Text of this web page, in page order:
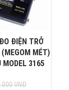
ĐIỆN TRỞ
MÉT)
MODEL 3165
VNĐ
927 568
186